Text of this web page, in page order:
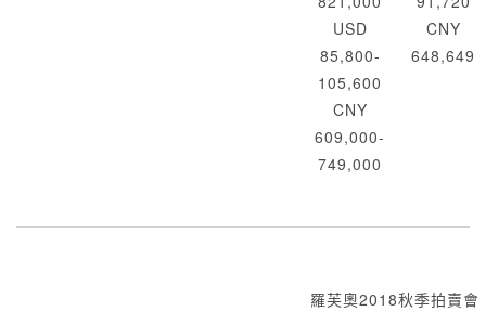
USD
85,800-
105,600
CNY
609,000-
749,000
CNY
648,649
羅芙奧2018秋季拍賣會